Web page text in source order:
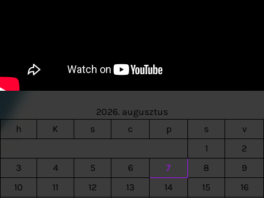
2026. augusztus
h
K s c p s
v
1
2
3
4 5 6 7 8
9
10
11 12 13 14 15
16